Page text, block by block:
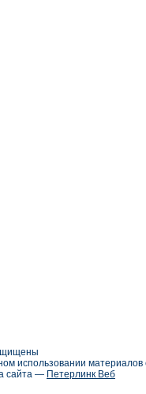
использовании
сайта — Петерлинк Веб